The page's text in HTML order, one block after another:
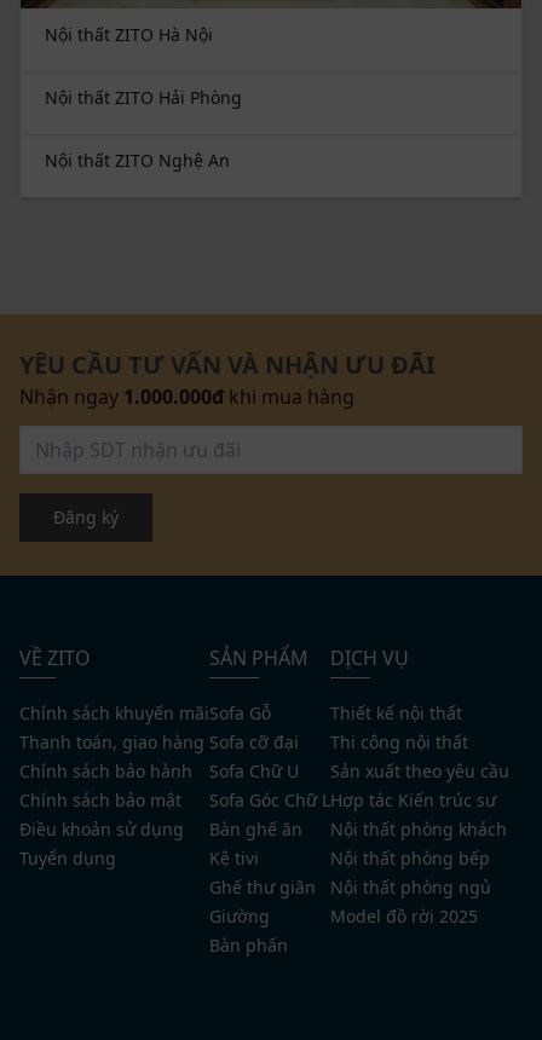
hoặc Hotline (024) 2212 4111
Nội, Hải Phòng, Nghệ An
sẵn và 7 - 10 với sản phẩm đặt riêng
Nội thất ZITO Hà Nội
Nội thất ZITO Hải Phòng
Nội thất ZITO Nghệ An
YÊU CẦU TƯ VẤN VÀ NHẬN ƯU ĐÃI
Nhận ngay 1.000.000đ khi mua hàng
Đăng ký
VỀ ZITO
Chính sách khuyến mãi
Thanh toán, giao hàng
Chính sách bảo hành
Chính sách bảo mật
Điều khoản sử dụng
Tuyển dụng
SẢN PHẨM
Sofa Gỗ
Sofa cỡ đại
Sofa Chữ U
Sofa Góc Chữ L
Bàn ghế ăn
Kệ tivi
Ghế thư giãn
Giường
Bàn phấn
DỊCH VỤ
Thiết kế nội thất
Thi công nội thất
Sản xuất theo yêu cầu
Hợp tác Kiến trúc sư
Nội thất phòng khách
Nội thất phòng bếp
Nội thất phòng ngủ
Model đồ rời 2025